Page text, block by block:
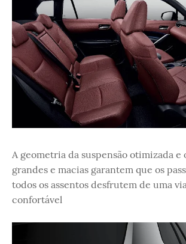
A geometria da suspensão otimizada e
grandes e macias garantem que os
todos os assentos desfrutem de uma
confortável